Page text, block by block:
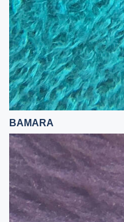
BAMARA